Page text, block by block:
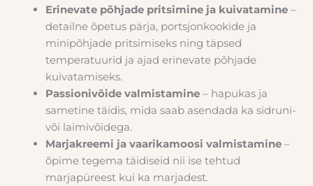
Erinevate põhjade pritsimine ja kuivatamine –
detailne õpetus pärja, portsjonkookide ja
minipõhjade pritsimiseks ning täpsed
temperatuurid ja ajad erinevate põhjade
kuivatamiseks.
Passionivõide valmistamine – hapukas ja
sametine täidis, mida saab asendada ka sidruni-
või laimivõidega.
Marjakreemi ja vaarikamoosi valmistamine –
õpime tegema täidiseid nii ise tehtud
marjapüreest kui ka marjadest.